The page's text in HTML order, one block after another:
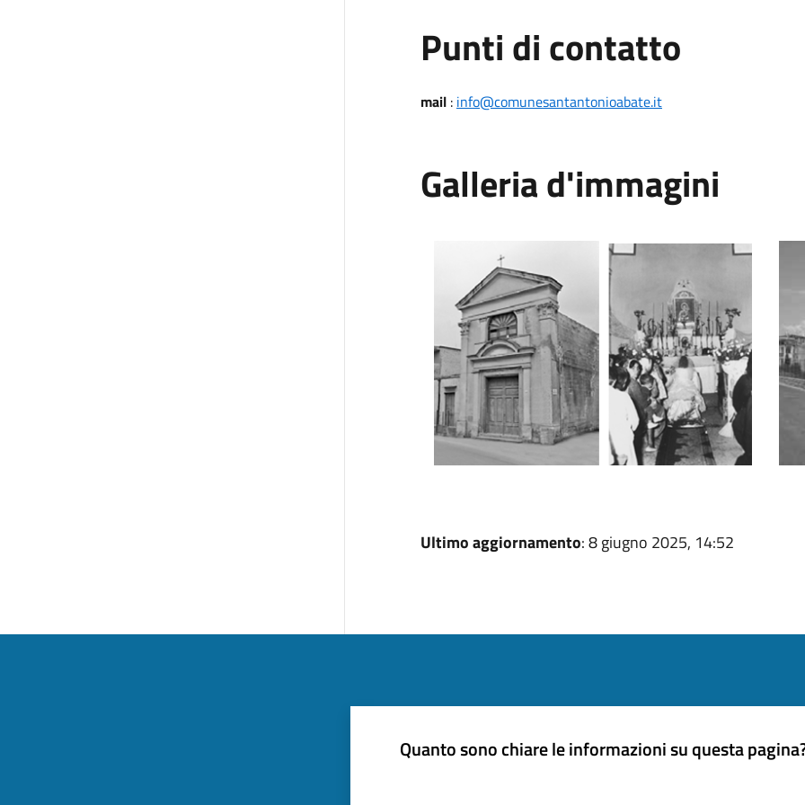
Punti di contatto
mail: info@comunesantantonioabate.it
Galleria d'immagini
Esterno ed interno primeva chiesetta di Gesù Redentore al
Ultimo aggiornamento: 8 giugno 2025, 14:52
Quanto sono chiare le informazioni su questa